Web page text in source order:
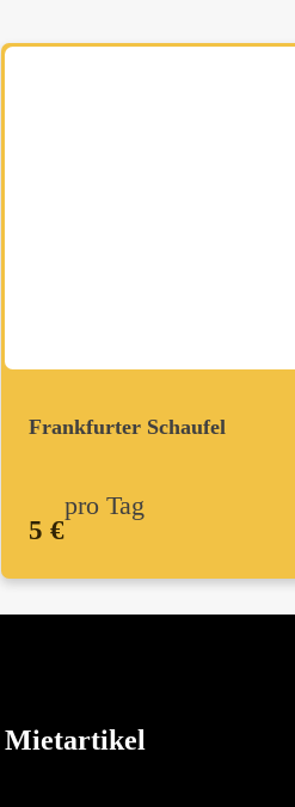
Frankfurter Schaufel
5 €
pro Tag
Mietartikel